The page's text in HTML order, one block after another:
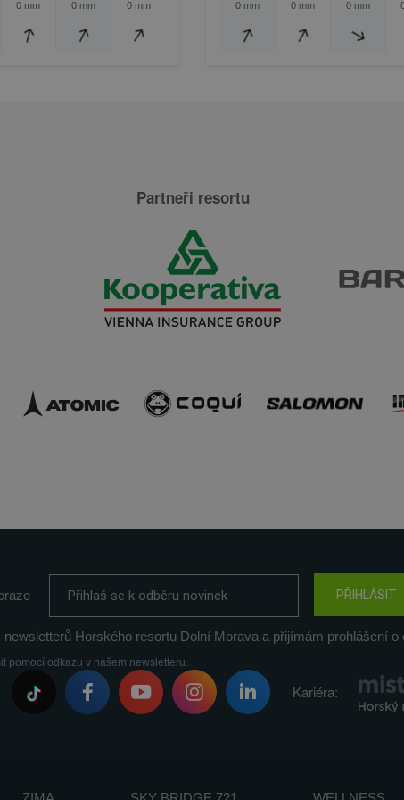
0 mm 0 mm 0 mm 0 mm 0 mm 0 mm
Partneři resortu
PŘIHLÁSIT
Horského resortu Dolní Morava a přijímám prohlášení o
pomocí odkazu v našem newsletteru.
Kariéra: